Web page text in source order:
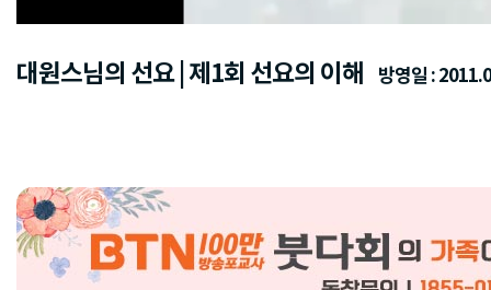
대원스님의 선요 | 제1회 선요의 이해 방영일 :